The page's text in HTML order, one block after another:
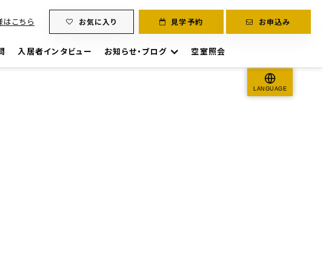
こちら お気に入り 見学予約 お申込み
入居者インタビュー お知らせ・ブログ 空室照会
LANGUAGE